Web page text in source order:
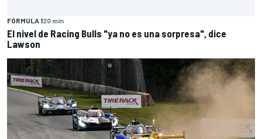
FÓRMULA 120 min
El nivel de Racing Bulls "ya no es una sorpresa", dice
Lawson